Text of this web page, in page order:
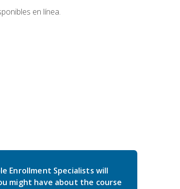
en línea.
Enrollment Specialists will
might have about the course